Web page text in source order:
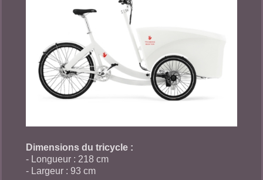
Dimensions du tricycle :
- Longueur : 218 cm
- Largeur : 93 cm